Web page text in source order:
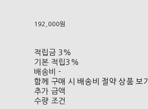
192,000원
적립금 3%
기본 적립3%
배송비 -
함께 구매 시 배송비 절약 상품 보기
추가 금액
수량 조건